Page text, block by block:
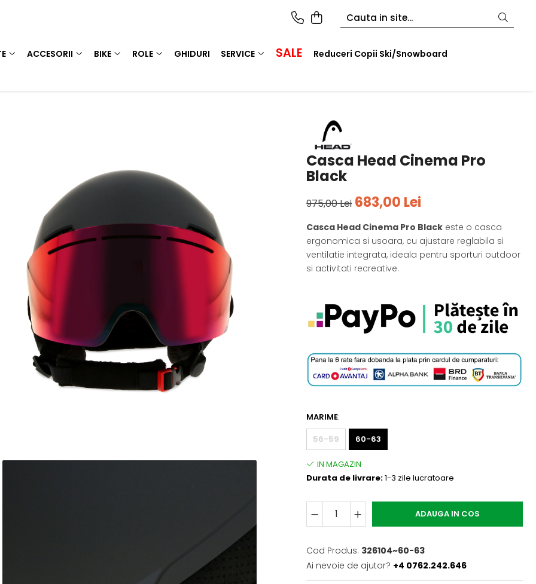
ACCESORII BIKE ROLE GHIDURI SERVICE SALE Reduceri Copii Ski/Snowboard
Casca Head Cinema Pro
Black
975,00 Lei 683,00 Lei
Casca Head Cinema Pro Black este o casca
ergonomica si usoara, cu ajustare reglabila si
ventilatie integrata, ideala pentru sporturi outdoor
si activitati recreative.
MARIME:
56-59
60-63
Durata de livrare:1-3 zile lucratoare
ADAUGA IN COS
Cod Produs: 326104~60-63
Ai nevoie de ajutor? +4 0762.242.646